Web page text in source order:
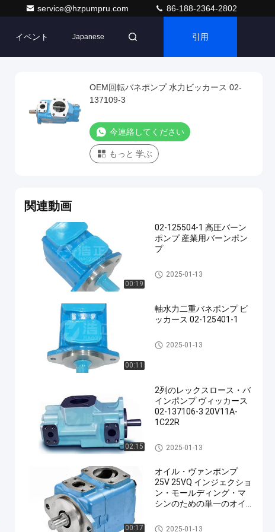
service@hzpumpru.com 86-188-2364-2802
イベント Japanese 引用
OEM回転バネポンプ 水力ビッカース 02-
137109-3
今連絡してください
もっと 学ぶ
関連動画
00:19
02-125504-1 高圧バーン
ポンプ 産業用バーンポン
プ
油圧ベーンポンプ
2025-01-13
00:11
軸水力二重バネポンプ ビ
ッカース 02-125401-1
油圧ベーンポンプ
2025-01-13
02:15
2列のレックスロース・バ
インポンプ ヴィッカース
02-137106-3 20V11A-
1C22R
油圧ベーンポンプ
2025-01-13
00:17
オイル・ヴァンポンプ
25V 25VQ インジェクショ
ン・モールディング・マ
シンのための単一のオイ
プ
油圧ベーンポンプ
2025-01-13